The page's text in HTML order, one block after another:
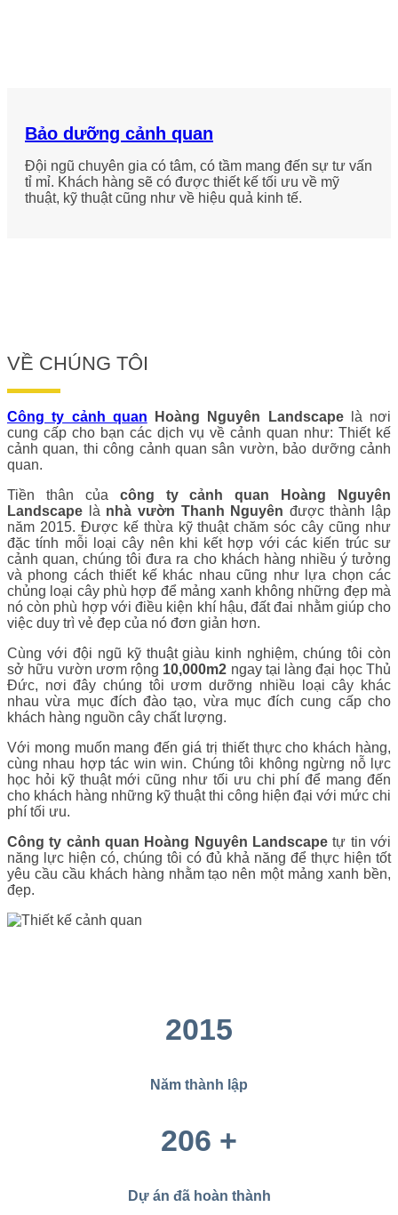
Bảo dưỡng cảnh quan
Đội ngũ chuyên gia có tâm, có tầm mang đến sự tư vấn
tỉ mỉ. Khách hàng sẽ có được thiết kế tối ưu về mỹ
thuật, kỹ thuật cũng như về hiệu quả kinh tế.
VỀ CHÚNG TÔI
Công ty cảnh quan Hoàng Nguyên Landscapelà nơi
cung cấp cho bạn các dịch vụ về cảnh quan như: Thiết kế
cảnh quan, thi công cảnh quan sân vườn, bảo dưỡng cảnh
quan.
Tiền thân của công ty cảnh quan Hoàng Nguyên
Landscape là nhà vườn Thanh Nguyên được thành lập
năm 2015. Được kế thừa kỹ thuật chăm sóc cây cũng như
đặc tính mỗi loại cây nên khi kết hợp với các kiến trúc sư
cảnh quan, chúng tôi đưa ra cho khách hàng nhiều ý tưởng
và phong cách thiết kế khác nhau cũng như lựa chọn các
chủng loại cây phù hợp để mảng xanh không những đẹp mà
nó còn phù hợp với điều kiện khí hậu, đất đai nhằm giúp cho
việc duy trì vẻ đẹp của nó đơn giản hơn.
Cùng với đội ngũ kỹ thuật giàu kinh nghiệm, chúng tôi còn
sở hữu vườn ươm rộng 10,000m2 ngay tại làng đại học Thủ
Đức, nơi đây chúng tôi ươm dưỡng nhiều loại cây khác
nhau vừa mục đích đào tạo, vừa mục đích cung cấp cho
khách hàng nguồn cây chất lượng.
Với mong muốn mang đến giá trị thiết thực cho khách hàng,
cùng nhau hợp tác win win. Chúng tôi không ngừng nỗ lực
học hỏi kỹ thuật mới cũng như tối ưu chi phí để mang đến
cho khách hàng những kỹ thuật thi công hiện đại với mức chi
phí tối ưu.
Công ty cảnh quan Hoàng Nguyên Landscape tự tin với
năng lực hiện có, chúng tôi có đủ khả năng để thực hiện tốt
yêu cầu cầu khách hàng nhằm tạo nên một mảng xanh bền,
đẹp.
2015
Năm thành lập
206 +
Dự án đã hoàn thành